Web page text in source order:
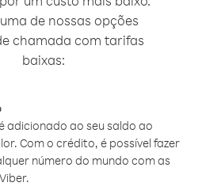
de nossas opções
chamada com tarifas
baixas:
adicionado ao seu saldo ao
Com o crédito, é possível fazer
número do mundo com as